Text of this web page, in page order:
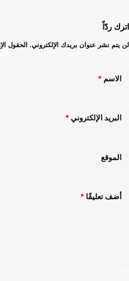
اترك ردّاً
لن يتم نشر عنوان بريدك الإلكتروني. الحقول
الاسم *
البريد الإلكتروني *
الموقع
أضف تعليقًا *